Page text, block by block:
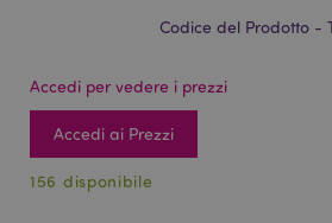
Codice del Prodotto -
Accedi per vedere i prezzi
Accedi ai Prezzi
156 disponibile